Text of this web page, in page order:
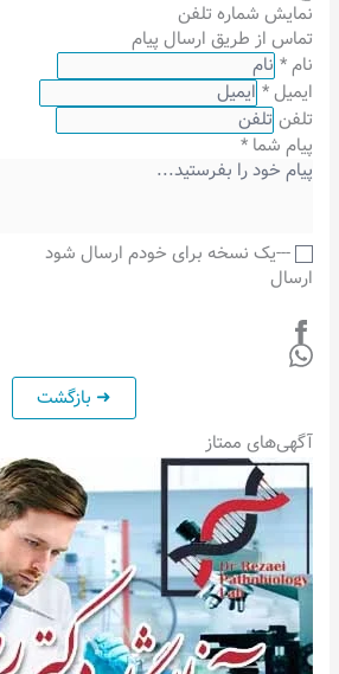
نمایش شماره تلفن
تماس از طریق ارسال پیام
نام*
ایمیل*
تلفن
پیام شما*
---یک نسخه برای خودم ارسال شود
ارسال
آگهی‌های ممتاز